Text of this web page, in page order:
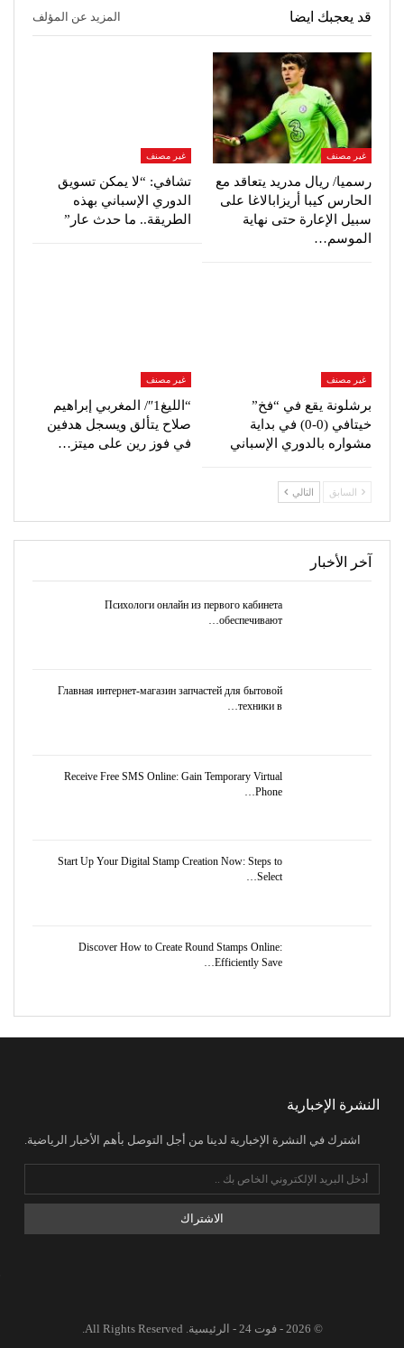
قد يعجبك ايضا المزيد عن المؤلف
غير مصنف
رسميا/ ريال مدريد يتعاقد مع
الحارس كيبا أريزابالاغا على
سبيل الإعارة حتى نهاية
الموسم…
غير مصنف
تشافي: “لا يمكن تسويق
الدوري الإسباني بهذه
الطريقة.. ما حدث عار”
غير مصنف
برشلونة يقع في “فخ”
خيتافي (0-0) في بداية
مشواره بالدوري الإسباني
غير مصنف
“الليغ1″/ المغربي إبراهيم
صلاح يتألق ويسجل هدفين
في فوز رين على ميتز…
السابق التالي
آخر الأخبار
Психологи онлайн из первого кабинета
обеспечивают…
Главная интернет-магазин запчастей для бытовой
техники в…
Receive Free SMS Online: Gain Temporary Virtual
Phone…
Start Up Your Digital Stamp Creation Now: Steps to
Select…
Discover How to Create Round Stamps Online:
Efficiently Save…
النشرة الإخبارية
اشترك في النشرة الإخبارية لدينا من أجل التوصل بأهم الأخبار الرياضية.
الاشتراك
© 2026 - فوت 24 - الرئيسية. All Rights Reserved.